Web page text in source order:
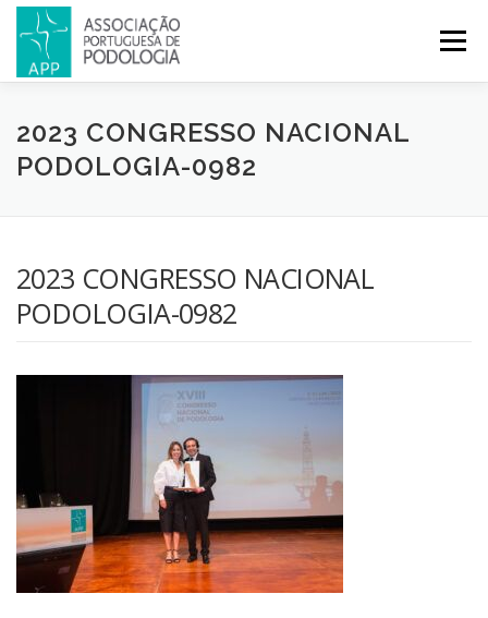
Menu
APP PODOLOGIA LICENCIATURA EM PODOLOGIA
CONGRESSOS REVISTA CONTACTOS
2023 CONGRESSO NACIONAL
PODOLOGIA-0982
2023 CONGRESSO NACIONAL
PODOLOGIA-0982